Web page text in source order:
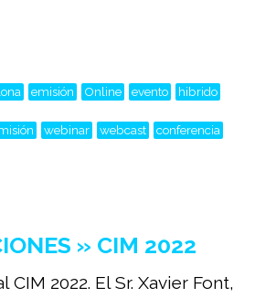
emisión Online evento hibrido
webinar webcast conferencia
» CIM 2022
CIM 2022. El Sr. Xavier Font,